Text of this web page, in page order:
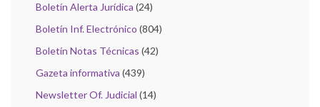
Boletín Alerta Jurídica (24)
Boletín Inf. Electrónico (804)
Boletín Notas Técnicas (42)
Gazeta informativa (439)
Newsletter Of. Judicial (14)